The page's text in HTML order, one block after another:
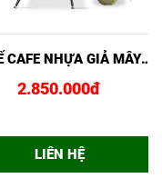
NHANH MUA NGAY
CAFE NHỰA GIẢ MÂY
GCF02416
2.850.000đ
LIÊN HỆ